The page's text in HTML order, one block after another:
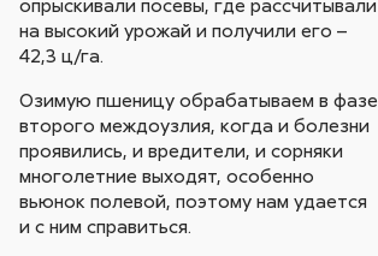
опрыскивали посевы, где рассчитывали
на высокий урожай и получили его –
42,3 ц/га.
Озимую пшеницу обрабатываем в фазе
второго междоузлия, когда и болезни
проявились, и вредители, и сорняки
многолетние выходят, особенно
вьюнок полевой, поэтому нам удается
и с ним справиться.